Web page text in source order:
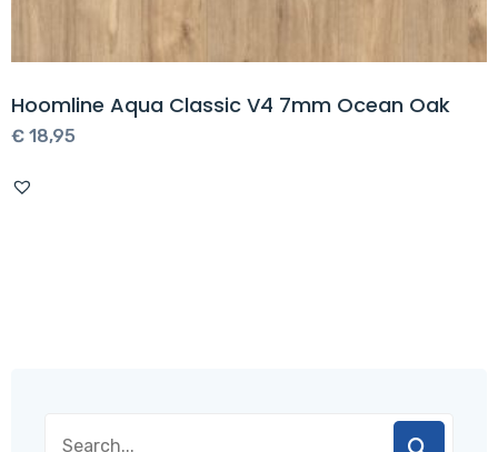
Hoomline Aqua Classic V4 7mm Ocean Oak
€ 18,95